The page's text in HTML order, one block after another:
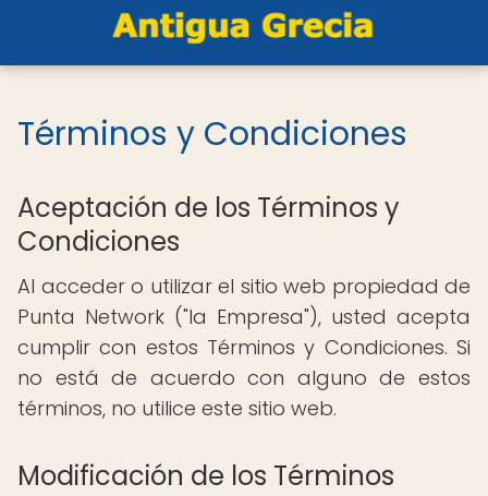
Términos y Condiciones
Aceptación de los Términos y
Condiciones
Al acceder o utilizar el sitio web propiedad de
Punta Network ("la Empresa"), usted acepta
cumplir con estos Términos y Condiciones. Si
no está de acuerdo con alguno de estos
términos, no utilice este sitio web.
Modificación de los Términos